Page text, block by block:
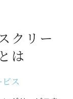
ント
掃！福井
クリー
は
ス